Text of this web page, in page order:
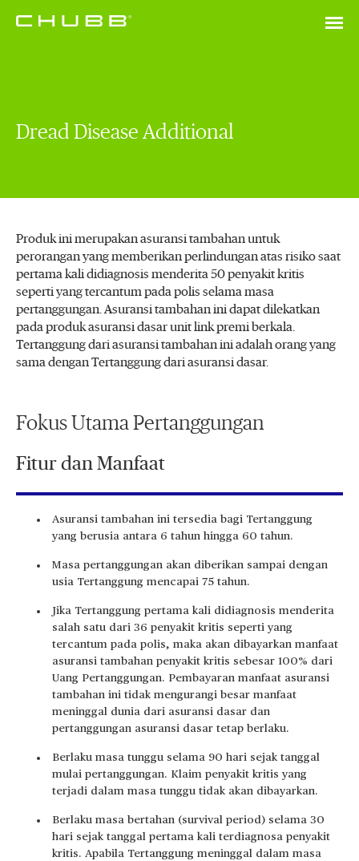
Dread Disease Additional
Produk ini merupakan asuransi tambahan untuk
perorangan yang memberikan perlindungan atas risiko saat
pertama kali didiagnosis menderita 50 penyakit kritis
seperti yang tercantum pada polis selama masa
pertanggungan. Asuransi tambahan ini dapat dilekatkan
pada produk asuransi dasar unit link premi berkala.
Tertanggung dari asuransi tambahan ini adalah orang yang
sama dengan Tertanggung dari asuransi dasar.
Fokus Utama Pertanggungan
Fitur dan Manfaat
Asuransi tambahan ini tersedia bagi Tertanggung
yang berusia antara 6 tahun hingga 60 tahun.
Masa pertanggungan akan diberikan sampai dengan
usia Tertanggung mencapai 75 tahun.
Jika Tertanggung pertama kali didiagnosis menderita
salah satu dari 36 penyakit kritis seperti yang
tercantum pada polis, maka akan dibayarkan manfaat
asuransi tambahan penyakit kritis sebesar 100% dari
Uang Pertanggungan. Pembayaran manfaat asuransi
tambahan ini tidak mengurangi besar manfaat
meninggal dunia dari asuransi dasar dan
pertanggungan asuransi dasar tetap berlaku.
Berlaku masa tunggu selama 90 hari sejak tanggal
mulai pertanggungan. Klaim penyakit kritis yang
terjadi dalam masa tunggu tidak akan dibayarkan.
Berlaku masa bertahan (survival period) selama 30
hari sejak tanggal pertama kali terdiagnosa penyakit
kritis. Apabila Tertanggung meninggal dalam masa